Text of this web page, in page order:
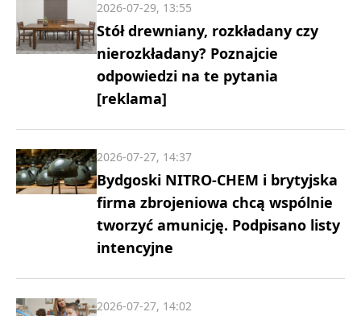
Stół drewniany, rozkładany czy
nierozkładany? Poznajcie
odpowiedzi na te pytania
[reklama]
2026-07-29, 13:55
Bydgoski NITRO-CHEM i brytyjska
firma zbrojeniowa chcą wspólnie
tworzyć amunicję. Podpisano listy
intencyjne
2026-07-27, 14:37
2026-07-27, 14:02